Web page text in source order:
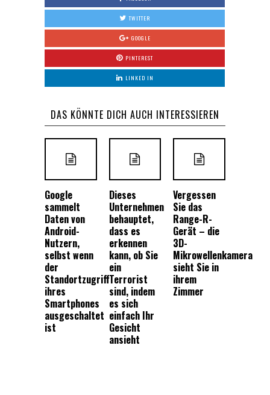
TWITTER
GOOGLE
PINTEREST
LINKED IN
DAS KÖNNTE DICH AUCH INTERESSIEREN
Google
sammelt
Daten von
Android-
Nutzern,
selbst wenn
der
Standortzugriff
ihres
Smartphones
ausgeschaltet
ist
Dieses
Unternehmen
behauptet,
dass es
erkennen
kann, ob Sie
ein
Terrorist
sind, indem
es sich
einfach Ihr
Gesicht
ansieht
Vergessen
Sie das
Range-R-
Gerät – die
3D-
Mikrowellenkamera
sieht Sie in
ihrem
Zimmer